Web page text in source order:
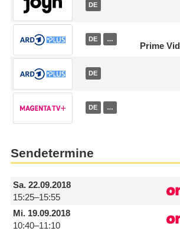
DE
DE …
Prime
DE
DE …
Sendetermine
Sa.22.09.2018
15:25–15:55
Mi.19.09.2018
10:40–11:10